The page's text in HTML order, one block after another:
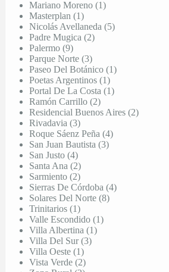
Mariano Moreno (1)
Masterplan (1)
Nicolás Avellaneda (5)
Padre Mugica (2)
Palermo (9)
Parque Norte (3)
Paseo Del Botánico (1)
Poetas Argentinos (1)
Portal De La Costa (1)
Ramón Carrillo (2)
Residencial Buenos Aires (2)
Rivadavia (3)
Roque Sáenz Peña (4)
San Juan Bautista (3)
San Justo (4)
Santa Ana (2)
Sarmiento (2)
Sierras De Córdoba (4)
Solares Del Norte (8)
Trinitarios (1)
Valle Escondido (1)
Villa Albertina (1)
Villa Del Sur (3)
Villa Oeste (1)
Vista Verde (2)